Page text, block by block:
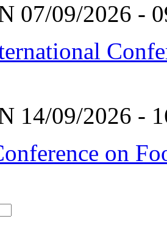
07/09/2026 -
14/09/2026 -
on